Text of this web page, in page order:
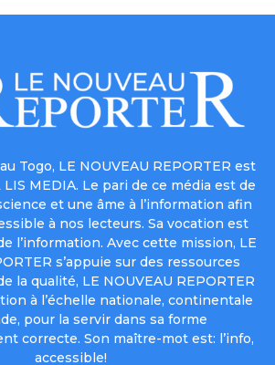
Togo, LE NOUVEAU REPORTER est
MEDIA. Le pari de ce média est de
et une âme à l’information afin
à nos lecteurs. Sa vocation est
l’information. Avec cette mission, LE
s’appuie sur des ressources
la qualité, LE NOUVEAU REPORTER
à l’échelle nationale, continentale
pour la servir dans sa forme
correcte. Son maître-mot est: l’info,
accessible!